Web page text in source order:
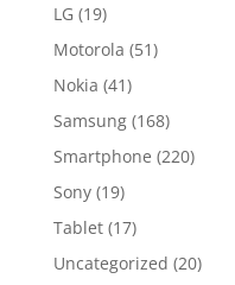
LG (19)
Motorola (51)
Nokia (41)
Samsung (168)
Smartphone (220)
Sony (19)
Tablet (17)
Uncategorized (20)